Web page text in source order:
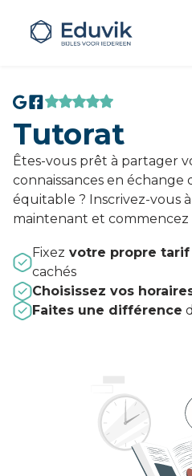
Tutorat
Êtes-vous prêt à partager
connaissances en
équitable ? Inscrivez-vous
maintenant et
Fixez votre propre tarif
cachés
Choisissez vos
Faites une différence